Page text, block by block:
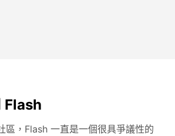
Flash
區，Flash 一直是一個很具爭議性的